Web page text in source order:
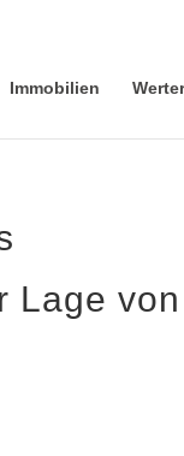
Immobilien
Lage von